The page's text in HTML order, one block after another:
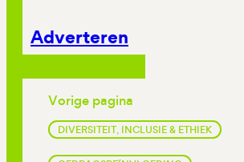
Adverteren
Vorige pagina
DIVERSITEIT, INCLUSIE & ETHIEK